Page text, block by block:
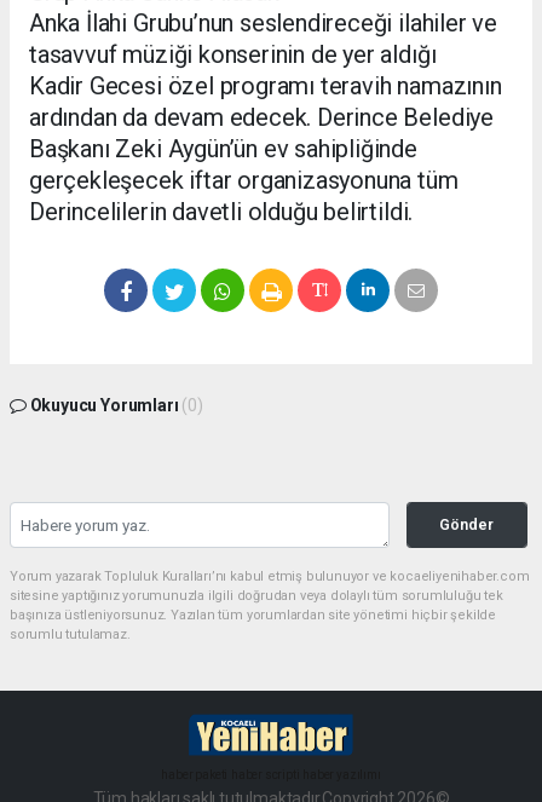
Anka İlahi Grubu’nun seslendireceği ilahiler ve
tasavvuf müziği konserinin de yer aldığı
Kadir Gecesi özel programı teravih namazının
ardından da devam edecek. Derince Belediye
Başkanı Zeki Aygün’ün ev sahipliğinde
gerçekleşecek iftar organizasyonuna tüm
Derincelilerin davetli olduğu belirtildi.
Okuyucu Yorumları (0)
Gönder
Yorum yazarak Topluluk Kuralları’nı kabul etmiş bulunuyor ve kocaeliyenihaber.com
sitesine yaptığınız yorumunuzla ilgili doğrudan veya dolaylı tüm sorumluluğu tek
başınıza üstleniyorsunuz. Yazılan tüm yorumlardan site yönetimi hiçbir şekilde
sorumlu tutulamaz.